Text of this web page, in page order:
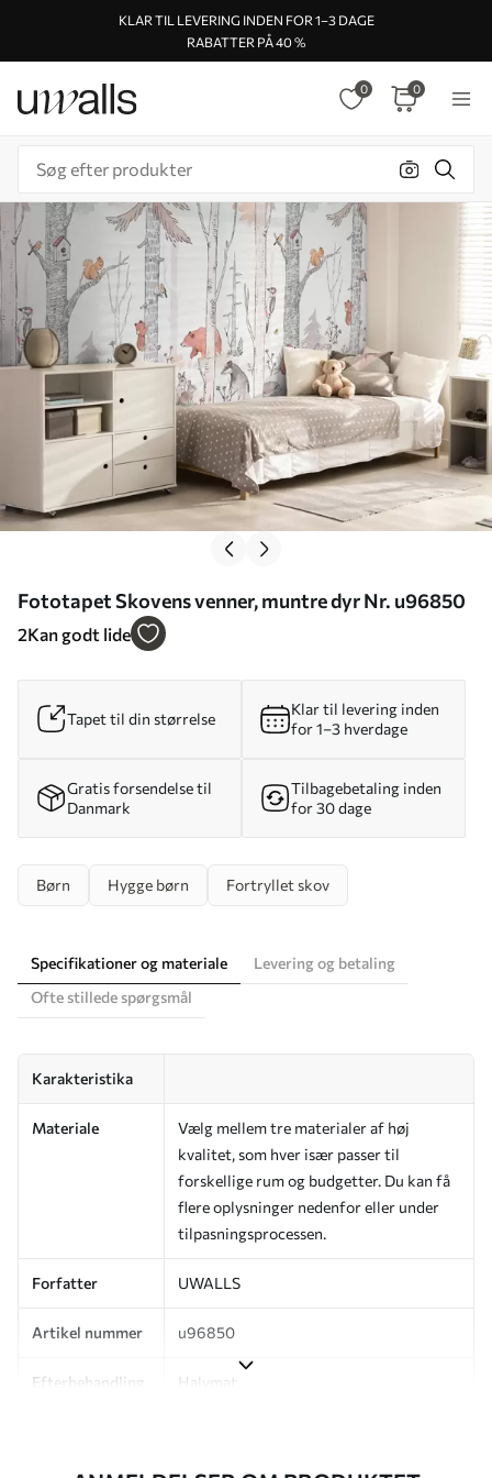
KLAR TIL LEVERING INDEN FOR 1–3 DAGE
RABATTER PÅ 40 %
0 0
Fototapet Skovens venner, muntre dyr Nr. u96850
2Kan godt lide
Tapet til din størrelse
Klar til levering inden
for 1–3 hverdage
Gratis forsendelse til
Danmark
Tilbagebetaling inden
for 30 dage
Børn Hygge børn Fortryllet skov
Specifikationer og materiale
Levering og betaling
Ofte stillede spørgsmål
Karakteristika
Materiale
Vælg mellem tre materialer af høj
kvalitet, som hver især passer til
forskellige rum og budgetter. Du kan få
flere oplysninger nedenfor eller under
tilpasningsprocessen.
Forfatter UWALLS
Artikel nummer u96850
Efterbehandling Halvmat.